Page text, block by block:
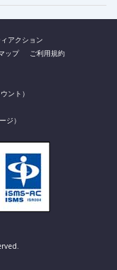
アクション
ップ
ご利用規約
ント）
ジ）